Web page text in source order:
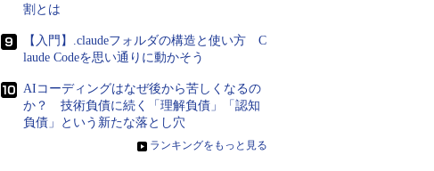
割とは
【入門】.claudeフォルダの構造と使い方 C
laude Codeを思い通りに動かそう
AIコーディングはなぜ後から苦しくなるの
か？ 技術負債に続く「理解負債」「認知
負債」という新たな落とし穴
» ランキングをもっと見る